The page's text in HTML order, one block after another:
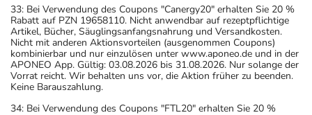
33: Bei Verwendung des Coupons "Canergy20" erhalten Sie 20 %
Rabatt auf PZN 19658110. Nicht anwendbar auf rezeptpflichtige
Artikel, Bücher, Säuglingsanfangsnahrung und Versandkosten.
Nicht mit anderen Aktionsvorteilen (ausgenommen Coupons)
kombinierbar und nur einzulösen unter www.aponeo.de und in der
APONEO App. Gültig: 03.08.2026 bis 31.08.2026. Nur solange der
Vorrat reicht. Wir behalten uns vor, die Aktion früher zu beenden.
Keine Barauszahlung.
34: Bei Verwendung des Coupons "FTL20" erhalten Sie 20 %